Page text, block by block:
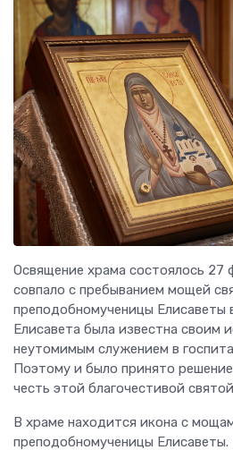
Освящение храма состоялось 27
совпало с пребыванием мощей
преподобномученицы Елисаветы
Елисавета была известна своим
неутомимым служением в
Поэтому и было принято
честь этой благочестивой
В храме находится икона с
преподобномученицы